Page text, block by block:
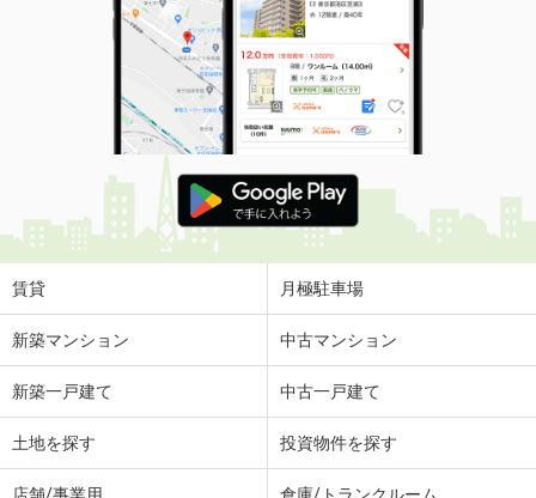
賃貸 月極駐車場
新築マンション 中古マンション
新築一戸建て 中古一戸建て
土地を探す 投資物件を探す
店舗/事業用 倉庫/トランクルーム